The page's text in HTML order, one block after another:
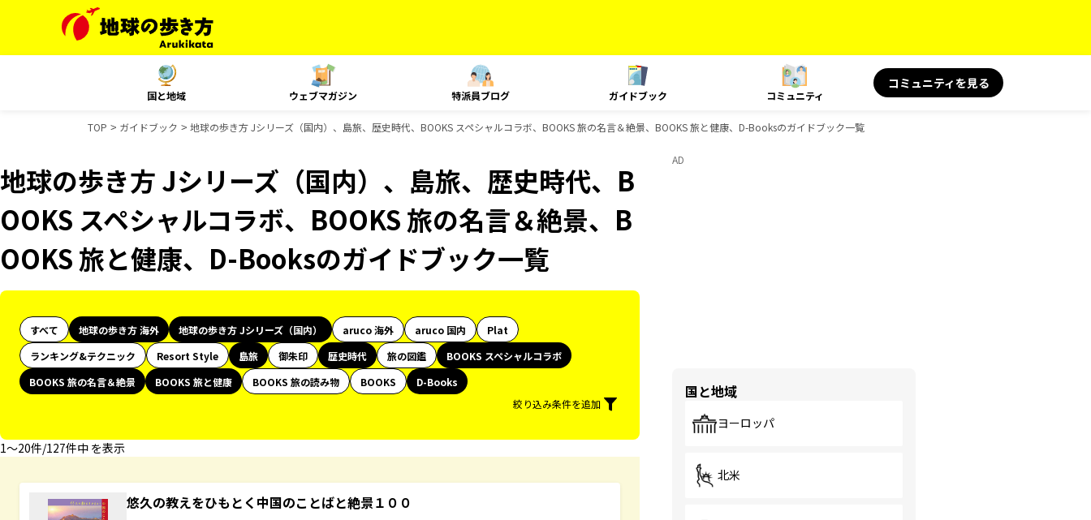
国と地域 ウェブマガジン 特派員ブログ ガイドブック コミュニティ
コミュニティを見る
TOP ガイドブック 地球の歩き方 Jシリーズ（国内）、島旅、歴史時代、BOOKS スペシャルコラボ、BOOKS 旅の名言＆絶景、BOOKS 旅と健康、D-Booksのガイドブック一覧
地球の歩き方 Jシリーズ（国内）、島旅、歴史時代、B
OOKS スペシャルコラボ、BOOKS 旅の名言＆絶景、B
OOKS 旅と健康、D-Booksのガイドブック一覧
すべて 地球の歩き方 海外 地球の歩き方 Jシリーズ（国内） aruco 海外 aruco 国内
Plat
ランキング&テクニック
Resort Style 島旅 御朱印 歴史時代 旅の図鑑
BOOKS スペシャルコラボ
BOOKS 旅の名言＆絶景
BOOKS 旅と健康 BOOKS 旅の読み物 BOOKS
D-Books
絞り込み条件を追加
1〜20件/127件中 を表示
悠久の教えをひもとく中国のことばと絶景１００
AD
国と地域
ヨーロッパ
北米